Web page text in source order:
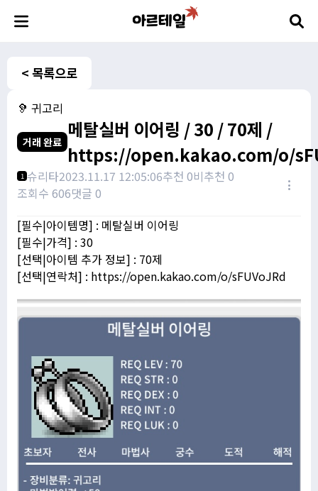
< 목록으로
🦻 귀고리
거래 완료
메탈실버 이어링 / 30 / 70제 /
https://open.kakao.com/o/
1 슈리타2023.11.17 12:05:06추천 0비추천 0
조회수 606댓글 0
[필수|아이템명] : 메탈실버 이어링
[필수|가격] : 30
[선택|아이템 추가 정보] : 70제
[선택|연락처] : https://open.kakao.com/o/sFUVoJRd